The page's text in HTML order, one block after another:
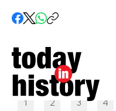
Pilih tanggal
1 2 3 4